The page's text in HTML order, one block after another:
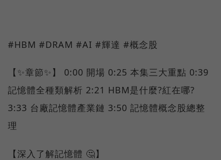
#HBM #DRAM #AI #輝達 #概念股
【✨章節✨】 0:00 開場 0:25 本集三大重點 0:39
記憶體全種類解析 2:21 HBM是什麼?紅在哪?
3:33 台廠記憶體產業鏈 3:50 記憶體概念股總整
理
【深入了解記憶體 🤔】